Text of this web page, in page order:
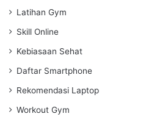
Latihan Gym
Skill Online
Kebiasaan Sehat
Daftar Smartphone
Rekomendasi Laptop
Workout Gym